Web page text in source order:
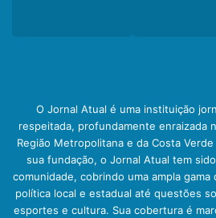
O Jornal Atual é uma instituição
respeitada, profundamente enraizada
Região Metropolitana e da Costa
sua fundação, o Jornal Atual tem
comunidade, cobrindo uma ampla
política local e estadual até questões
esportes e cultura. Sua cobertura é